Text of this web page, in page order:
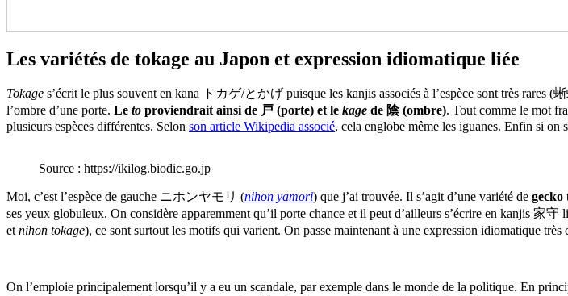
Les variétés de tokage au Japon et expression idiomatique liée
Tokage s’écrit le plus souvent en kana トカゲ/とかげ puisque les kanjis associés à l’espèce sont très rares (
l’ombre d’une porte. Le to proviendrait ainsi de 戸 (porte) et le kage de 陰 (ombre). Tout comme le mot
plusieurs espèces différentes. Selon son article Wikipedia associé, cela englobe même les iguanes. Enfin si on
Source : https://ikilog.biodic.go.jp
Moi, c’est l’espèce de gauche ニホンヤモリ (nihon yamori) que j’ai trouvée. Il s’agit d’une variété de gecko
ses yeux globuleux. On considère apparemment qu’il porte chance et il peut d’ailleurs s’écrire en kanjis 家守
etnihon tokage), ce sont surtout les motifs qui varient. On passe maintenant à une expression idiomatique très
On l’emploie principalement lorsqu’il y a eu un scandale, par exemple dans le monde de la politique. En